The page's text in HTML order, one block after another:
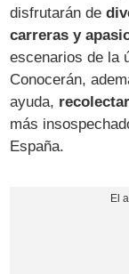
disfrutarán de
carreras y
escenarios de la
Conocerán,
ayuda,
más
España.